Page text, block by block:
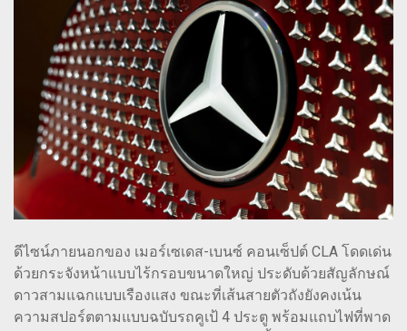
ดีไซน์ภายนอกของ เมอร์เซเดส-เบนซ์ คอนเซ็ปต์ CLA โดดเด่น
ด้วยกระจังหน้าแบบไร้กรอบขนาดใหญ่ ประดับด้วยสัญลักษณ์
ดาวสามแฉกแบบเรืองแสง ขณะที่เส้นสายตัวถังยังคงเน้น
ความสปอร์ตตามแบบฉบับรถคูเป้ 4 ประตู พร้อมแถบไฟที่พาด